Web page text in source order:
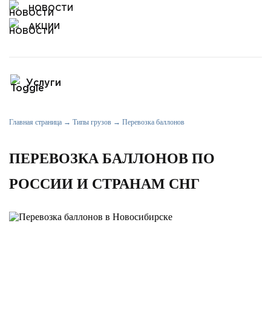
НОВОСТИ
АКЦИИ
Услуги
Главная страница → Типы грузов → Перевозка баллонов
ПЕРЕВОЗКА БАЛЛОНОВ ПО
РОССИИ И СТРАНАМ СНГ